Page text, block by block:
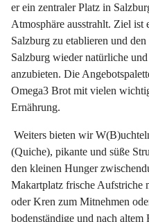
er ein zentraler Platz in
Atmosphäre ausstrahlt. Ziel
Salzburg zu etablieren und
Salzburg wieder natürliche
anzubieten. Die
Omega3 Brot mit vielen
Ernährung.
Weiters bieten wir
(Quiche), pikante und süße
den kleinen Hunger
Makartplatz frische Aufstriche
oder Kren zum Mitnehmen
bodenständige und nach altem